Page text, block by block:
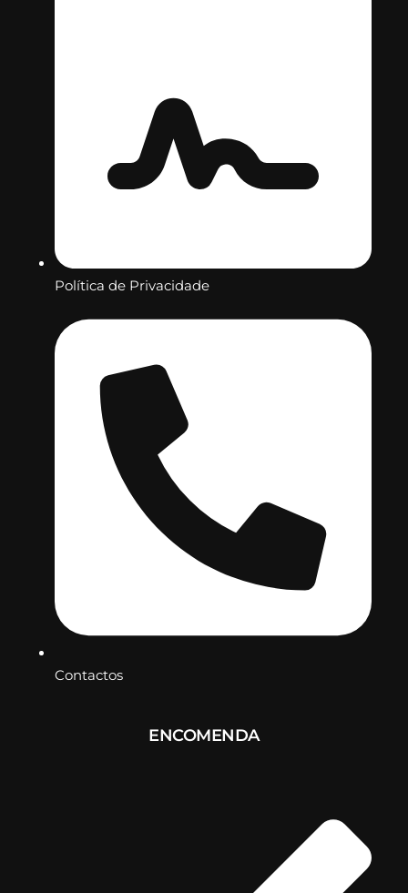
Política de Privacidade
Contactos
ENCOMENDA